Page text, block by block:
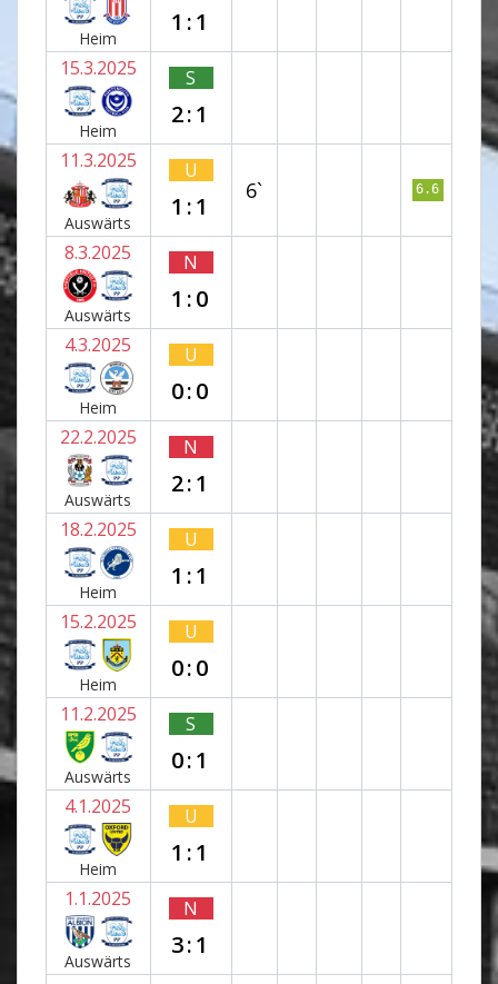
Heim
1:1
15.3.2025
Heim
S
2:1
11.3.2025
Auswärts
U
1:1
6` 6.6
8.3.2025
Auswärts
N
1:0
4.3.2025
Heim
U
0:0
22.2.2025
Auswärts
N
2:1
18.2.2025
Heim
U
1:1
15.2.2025
Heim
U
0:0
11.2.2025
Auswärts
S
0:1
4.1.2025
Heim
U
1:1
1.1.2025
Auswärts
N
3:1